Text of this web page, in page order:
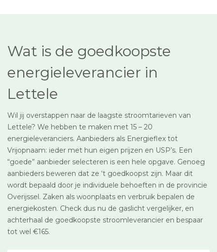
Wat is de goedkoopste
energieleverancier in
Lettele
Wil jij overstappen naar de laagste stroomtarieven van
Lettele? We hebben te maken met 15 – 20
energieleveranciers. Aanbieders als Energieflex tot
Vrijopnaam: ieder met hun eigen prijzen en USP’s. Een
“goede” aanbieder selecteren is een hele opgave. Genoeg
aanbieders beweren dat ze ‘t goedkoopst zijn. Maar dit
wordt bepaald door je individuele behoeften in de provincie
Overijssel. Zaken als woonplaats en verbruik bepalen de
energiekosten. Check dus nu de gaslicht vergelijker, en
achterhaal de goedkoopste stroomleverancier en bespaar
tot wel €165.